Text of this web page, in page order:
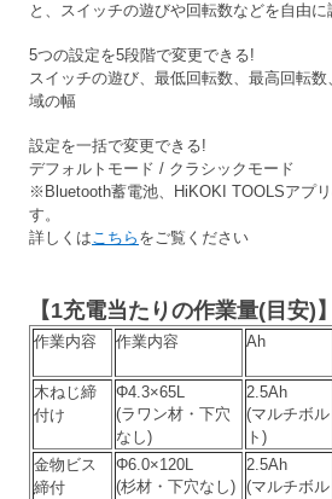
と、スイッチの遊びや回転数などを自由に
5つの設定を5段階で変更できる!
スイッチの遊び、最低回転数、最高回転
域の幅
設定を一括で変更できる!
デフォルトモード / クラシックモード
※Bluetooth蓄電池、HiKOKI TOOLSアプ
す。
詳しくはこちら をご覧ください
【1充電当たりの作業量(目安) 】
作業内容 作業内容 Ah
木ねじ締
付け
Φ4.3×65L
(ラワン材・下穴
なし)
2.5Ah
(マルチボル
ト)
金物ビス
締付
Φ6.0×120L
(杉材・下穴なし)
2.5Ah
(マルチボル